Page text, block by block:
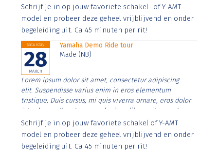
Aenean faucibus nibh et justo cursus id rutrum lorem
imperdiet. Nunc ut sem vitae risus tristique posuere.
Schrijf je in op jouw favoriete schakel- of Y-AMT
model en probeer deze geheel vrijblijvend en onder
begeleiding uit. Ca 45 minuten per rit!
Saturday
28
MARCH
Yamaha Demo Ride tour
Made (NB)
Lorem ipsum dolor sit amet, consectetur adipiscing
elit. Suspendisse varius enim in eros elementum
tristique. Duis cursus, mi quis viverra ornare, eros dolor
interdum nulla, ut commodo diam libero vitae erat.
Aenean faucibus nibh et justo cursus id rutrum lorem
imperdiet. Nunc ut sem vitae risus tristique posuere.
Schrijf je in op jouw favoriete schakel of Y-AMT
model en probeer deze geheel vrijblijvend en onder
begeleiding uit. Ca 45 minuten per rit!